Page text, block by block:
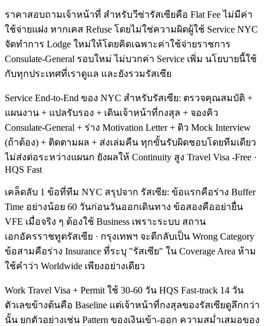
ราคาสอบถามเจ้าหน้าที่ สำหรับวีซ่ารัสเซียคือ Flat Fee ไม่มีค่า
ใช้จ่ายแฝง หากเคส Refuse โดยไม่ใช่ความผิดผู้ใช้ Service NYC
จัดทำการ Lodge ใหม่ให้โดยคิดเฉพาะค่าใช้จ่ายราชการ
Consulate-General รอบใหม่ ไม่บวกค่า Service เพิ่ม นโยบายนี้ใช้
กับทุกประเทศที่เราดูแล และยังรวมรัสเซีย
Service End-to-End ของ NYC สำหรับรัสเซีย: ตรวจคุณสมบัติ +
แผนงาน + แปลรับรอง + เดินเจ้าหน้าที่กงสุล + จองคิว
Consulate-General + ร่าง Motivation Letter + ติว Mock Interview
(ถ้าต้อง) + ติดตามผล + ส่งเล่มคืน ทุกขั้นรับผิดชอบโดยทีมเดียว
ไม่ส่งต่อระหว่างแผนก ยังผลให้ Continuity สูง Travel Visa -Free ·
HQS Fast
เคล็ดลับ 1 ข้อที่ทีม NYC สรุปจาก รัสเซีย: ข้อแรกคือร่าง Buffer
Time อย่างน้อย 60 วันก่อนวันออกเดินทาง ข้อสองคืออย่ายื่น
VFE เมื่อจริง ๆ ต้องใช้ Business เพราะระบบ สถาน
เอกอัครราชทูตรัสเซีย · กรุงเทพฯ จะตีกลับเป็น Wrong Category
ข้อสามคือร่าง Insurance ที่ระบุ "รัสเซีย" ใน Coverage Area ห้าม
ใช้คำว่า Worldwide เพียงอย่างเดียว
Work Travel Visa + Permit ใช้ 30-60 วัน HQS Fast-track 14 วัน
ตัวเลขข้างต้นคือ Baseline แต่เจ้าหน้าที่กงสุลของรัสเซียดูลึกกว่า
นั้น ยกตัวอย่างเช่น Pattern ของเงินเข้า-ออก ความสม่ำเสมอของ